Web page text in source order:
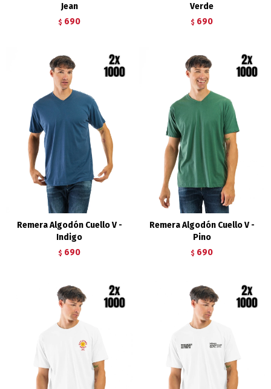
Jean
$ 690
Verde
$ 690
Remera Algodón Cuello V -
Indigo
$ 690
Remera Algodón Cuello V -
Pino
$ 690